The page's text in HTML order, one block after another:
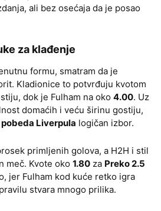
ali bez osećaja da je posao
za klađenje
formu, smatram da je
Kladionice to potvrđuju kvotom
dok je Fulham na oko 4.00. Uz
domaćih i veću širinu gostiju,
pobeda Liverpula logičan izbor.
primljenih golova, a H2H i stil
meč. Kvote oko 1.80 za Preko 2.5
jer Fulham kod kuće retko igra
stvara mnogo prilika.